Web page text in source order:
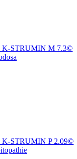
K-STRUMIN M 7.3©
K-STRUMIN P 2.09©